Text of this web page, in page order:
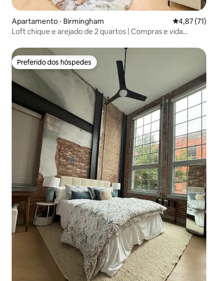
Apartamento ⋅ Birmingham 4,87 de uma
4,87 (71)
Loft chique e arejado de 2 quartos | Compras e vida
Preferido dos hóspedes
Preferido dos hóspedes